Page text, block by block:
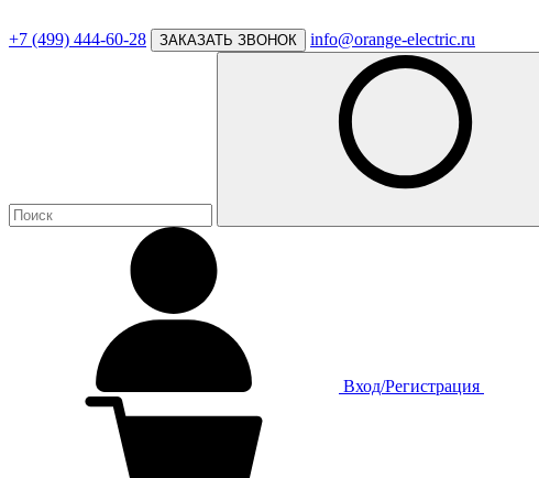
+7 (499) 444-60-28 ЗАКАЗАТЬ ЗВОНОК info@orange-electric.ru
Вход/Регистрация